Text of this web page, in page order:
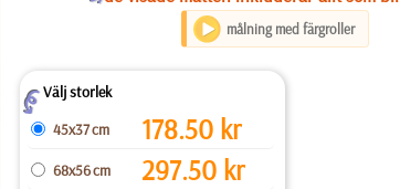
målning med färgroller
ZVälj storlek
45x37 cm
178.50kr
68x56 cm 297.50kr